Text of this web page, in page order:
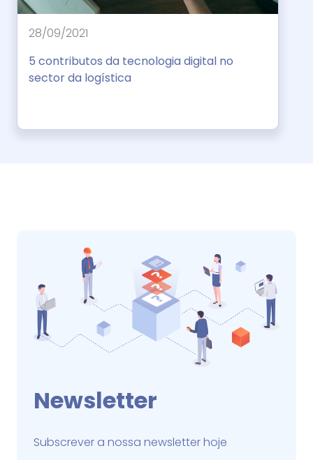
28/09/2021
5 contributos da tecnologia digital no
sector da logística
Newsletter
Subscrever a nossa newsletter hoje